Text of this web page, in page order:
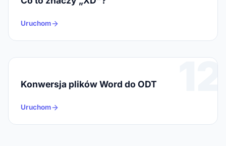
Uruchom
12
Konwersja plików Word do ODT
Uruchom